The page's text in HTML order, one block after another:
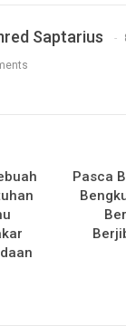
Saptarius
Pasca